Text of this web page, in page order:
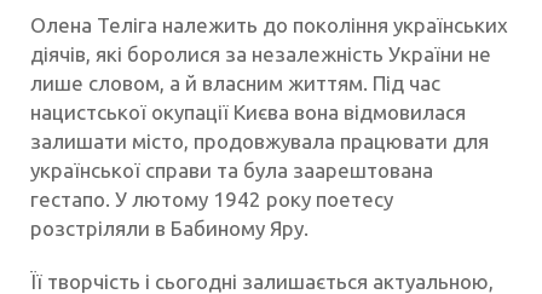
Олена Теліга належить до покоління українських
діячів, які боролися за незалежність України не
лише словом, а й власним життям. Під час
нацистської окупації Києва вона відмовилася
залишати місто, продовжувала працювати для
української справи та була заарештована
гестапо. У лютому 1942 року поетесу
розстріляли в Бабиному Яру.
Її творчість і сьогодні залишається актуальною,